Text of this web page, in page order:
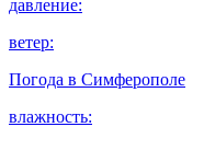
давление:
ветер:
Погода в Симферополе
влажность: